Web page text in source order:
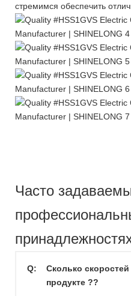
стремимся обеспечить
Часто
Q:
Сколько
продукте ??